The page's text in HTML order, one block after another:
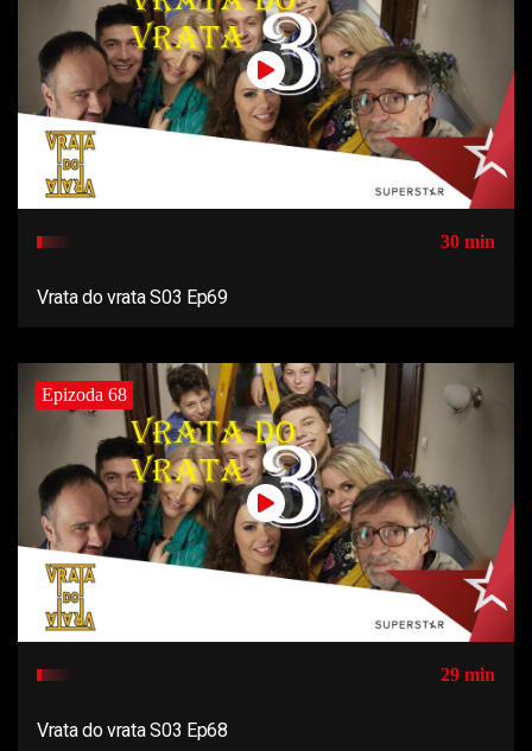
30 min
Vrata do vrata S03 Ep69
Epizoda 68
29 min
Vrata do vrata S03 Ep68